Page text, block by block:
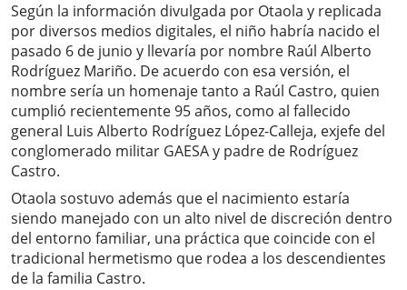
Según la información divulgada por Otaola y replicada
por diversos medios digitales, el niño habría nacido el
pasado 6 de junio y llevaría por nombre Raúl Alberto
Rodríguez Mariño. De acuerdo con esa versión, el
nombre sería un homenaje tanto a Raúl Castro, quien
cumplió recientemente 95 años, como al fallecido
general Luis Alberto Rodríguez López-Calleja, exjefe del
conglomerado militar GAESA y padre de Rodríguez
Castro.
Otaola sostuvo además que el nacimiento estaría
siendo manejado con un alto nivel de discreción dentro
del entorno familiar, una práctica que coincide con el
tradicional hermetismo que rodea a los descendientes
de la familia Castro.